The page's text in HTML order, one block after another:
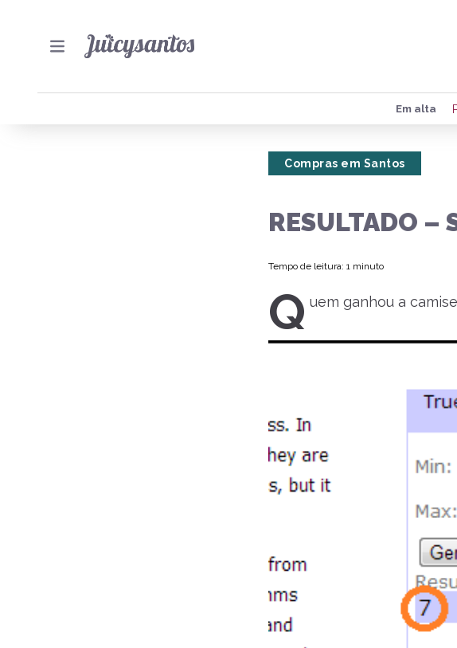
Em alta
Compras em Santos
RESULTADO –
Tempo de leitura: 1 minuto
Q uem ganhou a